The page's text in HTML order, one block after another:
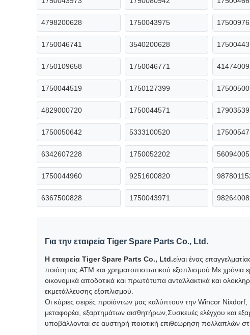
4798200628 1750043975
1750046741 3540200628
1750109658 1750046771
1750044519 1750127399
4829000720 1750044571
1750050642 5333100520
6342607228 1750052202
1750044960 9251600820
6367500828 1750043971
Για την εταιρεία Tiger Spare Parts Co., Ltd.
Η εταιρεία Tiger Spare Parts Co., Ltd.είναι ένας
ποιότητας ATM και χρηματοπιστωτικού εξοπλισμού.Με χρόνια
οικονομικά αποδοτικά και πρωτότυπα ανταλλακτικά και
εκμετάλλευσης εξοπλισμού.
Οι κύριες σειρές προϊόντων μας καλύπτουν την Wincor
μεταφορέα, εξαρτημάτων αισθητήρων,Συσκευές ελέγχου και
υποβάλλονται σε αυστηρή ποιοτική επιθεώρηση πολλαπλών